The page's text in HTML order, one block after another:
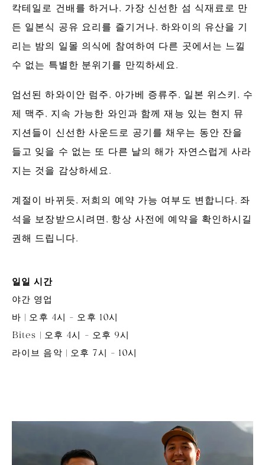
칵테일로 건배를 하거나, 가장 신선한 섬 식재료로 만
든 일본식 공유 요리를 즐기거나, 하와이의 유산을 기
리는 밤의 일몰 의식에 참여하여 다른 곳에서는 느낄
수 없는 특별한 분위기를 만끽하세요.
엄선된 하와이안 럼주, 아가베 증류주, 일본 위스키, 수
제 맥주, 지속 가능한 와인과 함께 재능 있는 현지 뮤
지션들이 신선한 사운드로 공기를 채우는 동안 잔을
들고 잊을 수 없는 또 다른 날의 해가 자연스럽게 사라
지는 것을 감상하세요.
계절이 바뀌듯, 저희의 예약 가능 여부도 변합니다. 좌
석을 보장받으시려면, 항상 사전에 예약을 확인하시길
권해 드립니다.
일일 시간
야간 영업
바 | 오후 4시 - 오후 10시
Bites | 오후 4시 - 오후 9시
라이브 음악 | 오후 7시 - 10시